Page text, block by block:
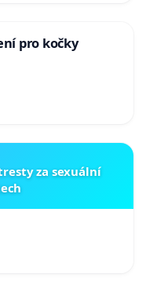
pro kočky
za sexuální